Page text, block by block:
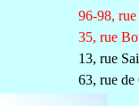
96-98,
35, rue
13, rue
63, rue de